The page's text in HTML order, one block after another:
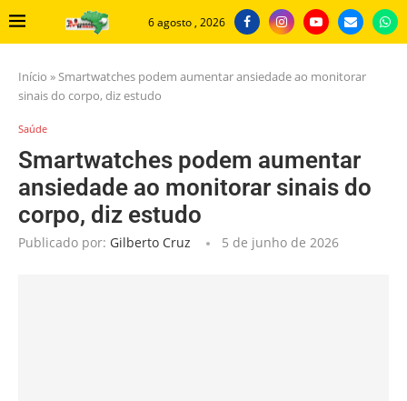
6 agosto , 2026
Início »Smartwatches podem aumentar ansiedade ao monitorar
sinais do corpo, diz estudo
Saúde
Smartwatches podem aumentar
ansiedade ao monitorar sinais do
corpo, diz estudo
Publicado por: Gilberto Cruz 5 de junho de 2026